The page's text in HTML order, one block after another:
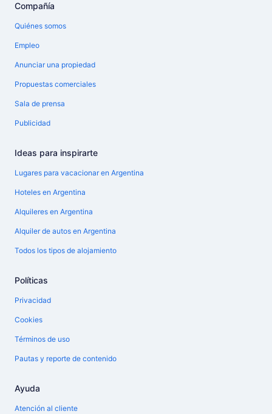
Compañía
Quiénes somos
Empleo
Anunciar una propiedad
Propuestas comerciales
Sala de prensa
Publicidad
Ideas para inspirarte
Lugares para vacacionar en Argentina
Hoteles en Argentina
Alquileres en Argentina
Alquiler de autos en Argentina
Todos los tipos de alojamiento
Políticas
Privacidad
Cookies
Términos de uso
Pautas y reporte de contenido
Ayuda
Atención al cliente